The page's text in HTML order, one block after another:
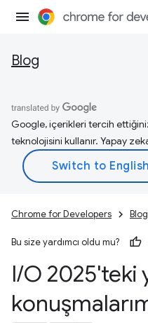
Blog
Google, içerikleri tercih
teknolojisini kullanır. Yapay
Chrome for Developers Blog
Bu size yardımcı oldu mu?
I/O 2025'teki